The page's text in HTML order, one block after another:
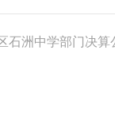
石洲中学部门决算